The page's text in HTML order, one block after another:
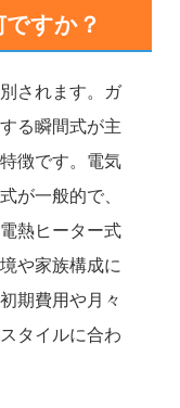
すか？
されます。ガ
る瞬間式が主
徴です。電気
が一般的で、
熱ヒーター式
や家族構成に
期費用や月々
タイルに合わ